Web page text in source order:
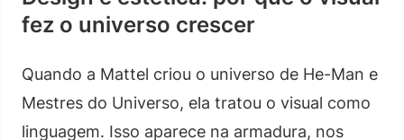
fez o universo crescer
Quando a Mattel criou o universo de He-Man e
Mestres do Universo, ela tratou o visual como
linguagem. Isso aparece na armadura, nos